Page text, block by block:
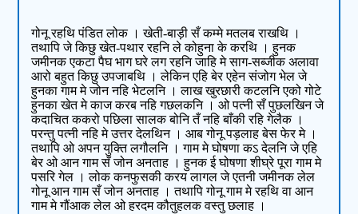
गोनू रहथि पंडित लोक । खेती-बाड़ी सँ कम्मे मतलब राखथि ।
तथापि जे किछु खेत-पथार रहनि ले कोहुना के करथि । हुनक
जमीनक एकटा पैघ भाग घरे लग रहनि जाहि मे साग-सब्जीक अलावा
आरो बहुत किछु उपजाबथि । लेकिन एहि बेर एहेन संजोग भेल जे
हुनका गाम मे जोन नहि भेटलनि । लाख खुरछारी कटलनि एको गोटे
हुनका खेत मे काज करब नहि गछलकनि । ओ पत्नी सँ पुछलखिन जे
कदाचित ककरो पछिला सालक बोनि तँ नहि बाँकी रहि गेलैक ।
परन्तु पत्नी नहि मे उत्तर देलथिन । आब गोनू पड़लाह बेस फेर मे ।
तथापि ओ अपन युक्ति लगौलनि । गाम मे घोषणा कऽ देलनि जे एहि
बेर ओ आन गाम सँ जोन अनताह । हुनक ई घोषणा शीघ्रे पूरा गाम मे
पसरि गेल । लोक कनफुसकी करय लागल जे एतनी जमीनक लेल
गोनू आन गाम सँ जोन अनताह । तथापि गोनू गाम मे रहथि वा आन
गाम मे गौंआक लेल ओ हरदम कौतुहलक वस्तु छलाह ।